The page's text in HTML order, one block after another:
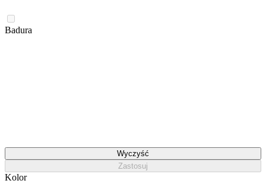
Badura
Wyczyść
Zastosuj
Kolor